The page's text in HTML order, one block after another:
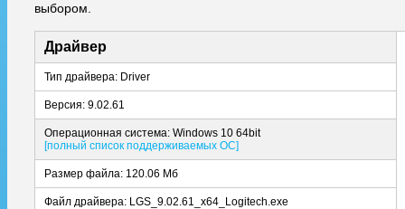
выбором.
Драйвер
Тип драйвера: Driver
Версия: 9.02.61
Операционная система: Windows 10 64bit
[полный список поддерживаемых ОС]
Размер файла: 120.06 Мб
Файл драйвера: LGS_9.02.61_x64_Logitech.exe